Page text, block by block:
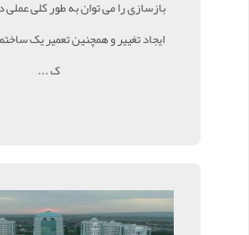
بازسازی را می توان به طور کلی
ایجاد تغییر و همچنین تعمیر یک
ک ...